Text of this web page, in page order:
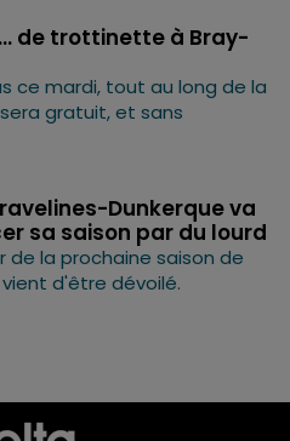
de trottinette à Bray-
ce mardi, tout au long de la
gratuit, et sans
Dunkerque va
sa saison par du lourd
de la prochaine saison de
d'être dévoilé.